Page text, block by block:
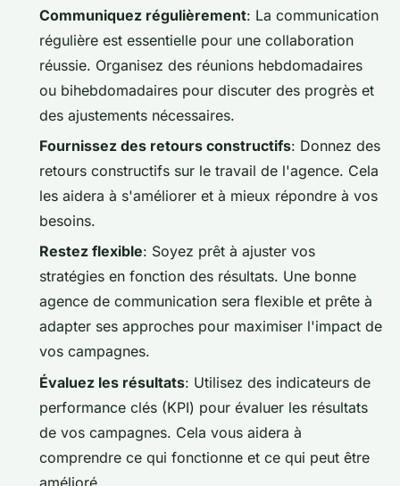
Communiquez régulièrement: La communication
régulière est essentielle pour une collaboration
réussie. Organisez des réunions hebdomadaires
ou bihebdomadaires pour discuter des progrès et
des ajustements nécessaires.
Fournissez des retours constructifs: Donnez des
retours constructifs sur le travail de l'agence. Cela
les aidera à s'améliorer et à mieux répondre à vos
besoins.
Restez flexible: Soyez prêt à ajuster vos
stratégies en fonction des résultats. Une bonne
agence de communication sera flexible et prête à
adapter ses approches pour maximiser l'impact de
vos campagnes.
Évaluez les résultats: Utilisez des indicateurs de
performance clés (KPI) pour évaluer les résultats
de vos campagnes. Cela vous aidera à
comprendre ce qui fonctionne et ce qui peut être
amélioré.